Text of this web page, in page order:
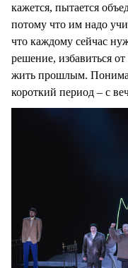
кажется, пытается
потому что им надо
что каждому сейчас
решение, избавиться
жить прошлым.
короткий период – с